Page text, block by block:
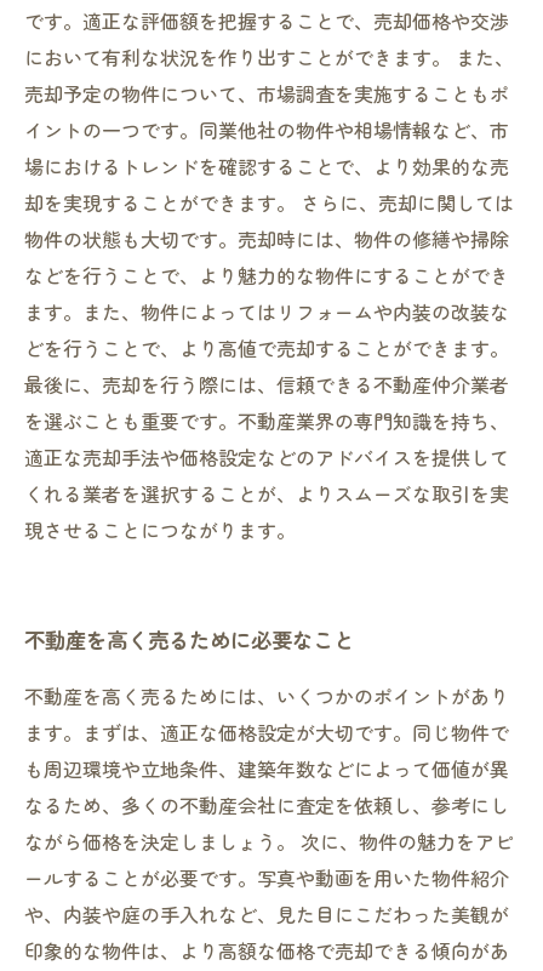
です。適正な評価額を把握することで、売却価格や交渉
において有利な状況を作り出すことができます。 また、
売却予定の物件について、市場調査を実施することもポ
イントの一つです。同業他社の物件や相場情報など、市
場におけるトレンドを確認することで、より効果的な売
却を実現することができます。 さらに、売却に関しては
物件の状態も大切です。売却時には、物件の修繕や掃除
などを行うことで、より魅力的な物件にすることができ
ます。また、物件によってはリフォームや内装の改装な
どを行うことで、より高値で売却することができます。
最後に、売却を行う際には、信頼できる不動産仲介業者
を選ぶことも重要です。不動産業界の専門知識を持ち、
適正な売却手法や価格設定などのアドバイスを提供して
くれる業者を選択することが、よりスムーズな取引を実
現させることにつながります。
不動産を高く売るために必要なこと
不動産を高く売るためには、いくつかのポイントがあり
ます。まずは、適正な価格設定が大切です。同じ物件で
も周辺環境や立地条件、建築年数などによって価値が異
なるため、多くの不動産会社に査定を依頼し、参考にし
ながら価格を決定しましょう。 次に、物件の魅力をアピ
ールすることが必要です。写真や動画を用いた物件紹介
や、内装や庭の手入れなど、見た目にこだわった美観が
印象的な物件は、より高額な価格で売却できる傾向があ